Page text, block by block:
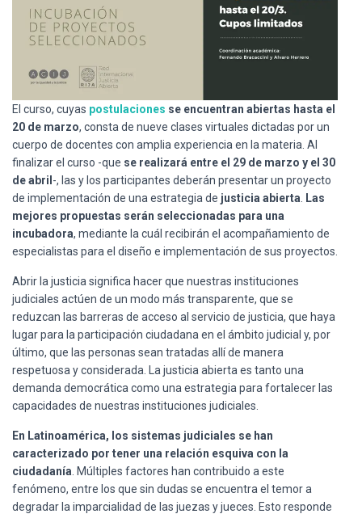
El curso, cuyas postulaciones se encuentran abiertas hasta el
20 de marzo, consta de nueve clases virtuales dictadas por un
cuerpo de docentes con amplia experiencia en la materia. Al
finalizar el curso -que se realizará entre el 29 de marzo y el 30
de abril -, las y los participantes deberán presentar un proyecto
de implementación de una estrategia de justicia abierta
Las
mejores propuestas serán seleccionadas para una
incubadora, mediante la cuál recibirán el acompañamiento de
especialistas para el diseño e implementación de sus proyectos.
Abrir la justicia significa hacer que nuestras instituciones
judiciales actúen de un modo más transparente, que se
reduzcan las barreras de acceso al servicio de justicia, que haya
lugar para la participación ciudadana en el ámbito judicial y, por
último, que las personas sean tratadas allí de manera
respetuosa y considerada. La justicia abierta es tanto una
demanda democrática como una estrategia para fortalecer las
capacidades de nuestras instituciones judiciales.
En Latinoamérica, los sistemas judiciales se han
caracterizado por tener una relación esquiva con la
ciudadanía . Múltiples factores han contribuido a este
fenómeno, entre los que sin dudas se encuentra el temor a
degradar la imparcialidad de las juezas y jueces. Esto responde